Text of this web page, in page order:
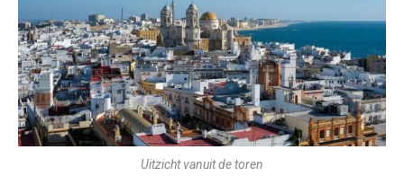
Uitzicht vanuit de toren